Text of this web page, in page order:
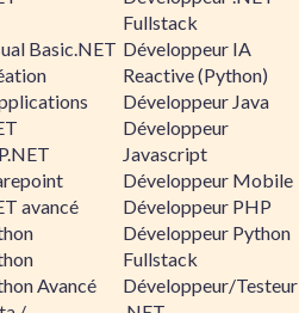
Basic.NET
avancé
Avancé
Fullstack
Développeur IA
Reactive (Python)
Développeur Java
Développeur
Javascript
Développeur Mobile
Développeur PHP
Développeur Python
Fullstack
Développeur/Testeur